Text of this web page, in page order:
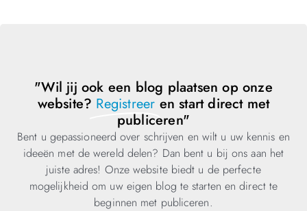
"Wil jij ook een blog plaatsen op onze
website? Registreer en start direct met
publiceren"
Bent u gepassioneerd over schrijven en wilt u uw kennis en
ideeën met de wereld delen? Dan bent u bij ons aan het
juiste adres! Onze website biedt u de perfecte
mogelijkheid om uw eigen blog te starten en direct te
beginnen met publiceren.